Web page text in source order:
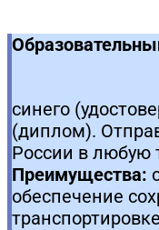
синего
(диплом).
России в любую
Преимущества:
обеспечение